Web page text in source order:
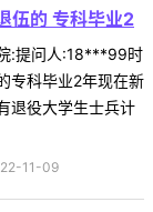
伍的 专科毕业2
:提问人:18***99时
专科毕业2年现在新
退役大学生士兵计
11-09